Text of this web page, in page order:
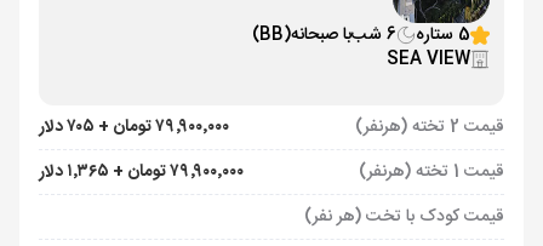
5 ستاره
6 شب با صبحانه(BB)
SEA VIEW
قیمت 2 تخته (هرنفر)
۷۹٬۹۰۰٬۰۰۰ تومان + ۷۰۵ دلار
قیمت 1 تخته (هرنفر)
۷۹٬۹۰۰٬۰۰۰ تومان + ۱٬۳۶۵ دلار
قیمت کودک با تخت (هر نفر)